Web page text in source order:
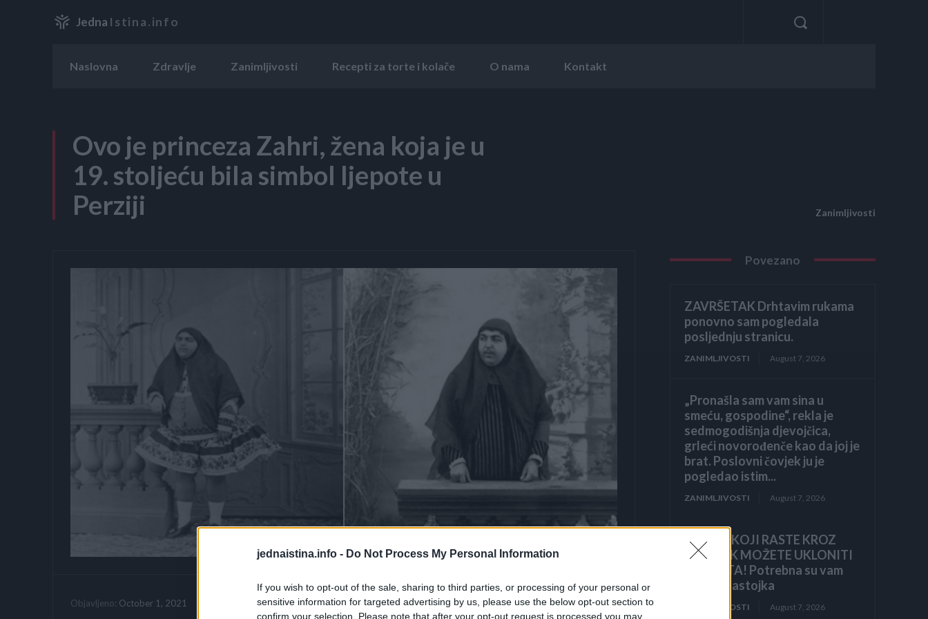
jednaistina.info - Do Not Process My Personal Information
If you wish to opt-out of the sale, sharing to third parties, or processing of your personal or
sensitive information for targeted advertising by us, please use the below opt-out section to
confirm your selection. Please note that after your opt-out request is processed you may
Jedna Istina.info
Naslovna Zdravlje Zanimljivosti Recepti za torte i kolače O nama Kontakt
Ovo je princeza Zahri, žena koja je u
19. stoljeću bila simbol ljepote u
Perziji
Zanimljivosti
Objavljeno: October 1, 2021 Vrijeme citanja:Manje od 1min.
Povezano
ZAVRŠETAK Drhtavim rukama
ponovno sam pogledala
posljednju stranicu.
ZANIMLJIVOSTI August 7, 2026
„Pronašla sam vam sina u
smeću, gospodine“, rekla je
sedmogodišnja djevojčica,
grleći novorođenče kao da joj je
brat. Poslovni čovjek ju je
pogledao istim...
ZANIMLJIVOSTI August 7, 2026
KOROV KOJI RASTE KROZ
ŠLJUNAK MOŽETE UKLONITI
U 24 SATA! Potrebna su vam
samo 2 sastojka
ZANIMLJIVOSTI August 7, 2026